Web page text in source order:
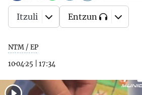
NTM / EP
10·04·25
17:34
Itzuli Entzun